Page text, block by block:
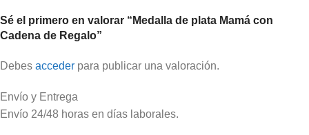
Sé el primero en valorar “Medalla de plata Mamá con
Cadena de Regalo”
Debes acceder para publicar una valoración.
Envío y Entrega
Envío 24/48 horas en días laborales.